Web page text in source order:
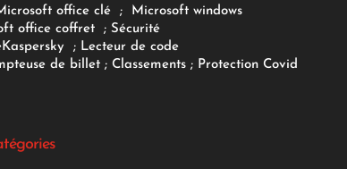
office clé ;
Microsoft windows
office coffret ; Sécurité
Kaspersky ; Lecteur de code
de billet; Classements ; Protection Covid